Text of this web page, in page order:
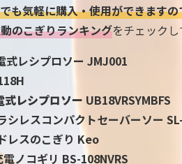
も気軽に購入・使用ができます
のこぎりランキングをチェックし
レシプロソー JMJ001
式レシプロソー UB18VRSYMBFS
レスコンパクトセーバーソー
スのこぎり Keo
コギリ BS-108NVRS